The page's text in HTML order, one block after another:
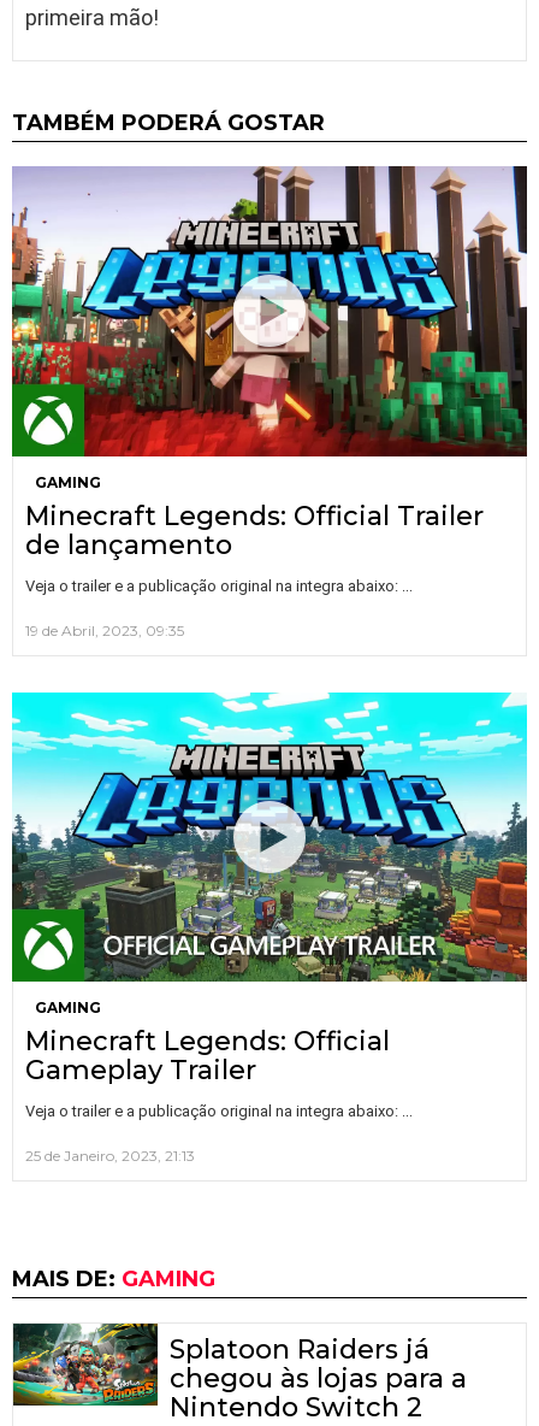
primeira mão!
TAMBÉM PODERÁ GOSTAR
GAMING
Minecraft Legends: Official Trailer
de lançamento
Veja o trailer e a publicação original na integra abaixo:
19 de Abril, 2023, 09:35
GAMING
Minecraft Legends: Official
Gameplay Trailer
Veja o trailer e a publicação original na integra abaixo: …
25 de Janeiro, 2023, 21:13
MAIS DE: GAMING
Splatoon Raiders já
chegou às lojas para a
Nintendo Switch 2